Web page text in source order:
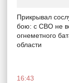
Прикрывал
бою: с СВО не
огнеметного
области
16:43